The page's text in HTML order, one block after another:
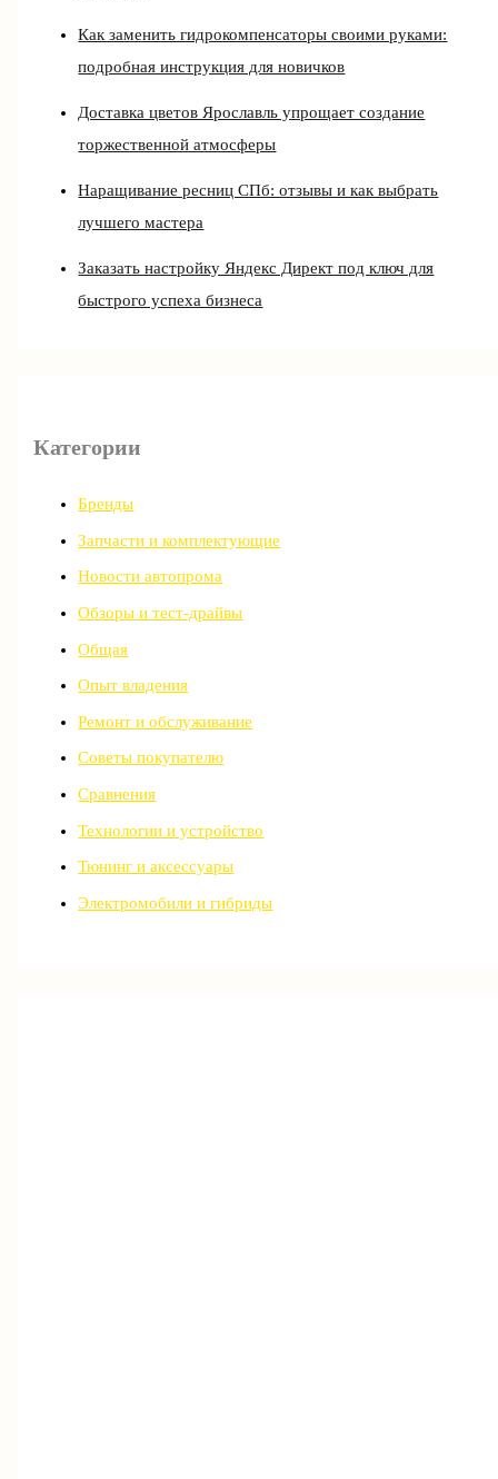
Как заменить гидрокомпенсаторы своими руками:
подробная инструкция для новичков
Доставка цветов Ярославль упрощает создание
торжественной атмосферы
Наращивание ресниц СПб: отзывы и как выбрать
лучшего мастера
Заказать настройку Яндекс Директ под ключ для
быстрого успеха бизнеса
Категории
Бренды
Запчасти и комплектующие
Новости автопрома
Обзоры и тест-драйвы
Общая
Опыт владения
Ремонт и обслуживание
Советы покупателю
Сравнения
Технологии и устройство
Тюнинг и аксессуары
Электромобили и гибриды